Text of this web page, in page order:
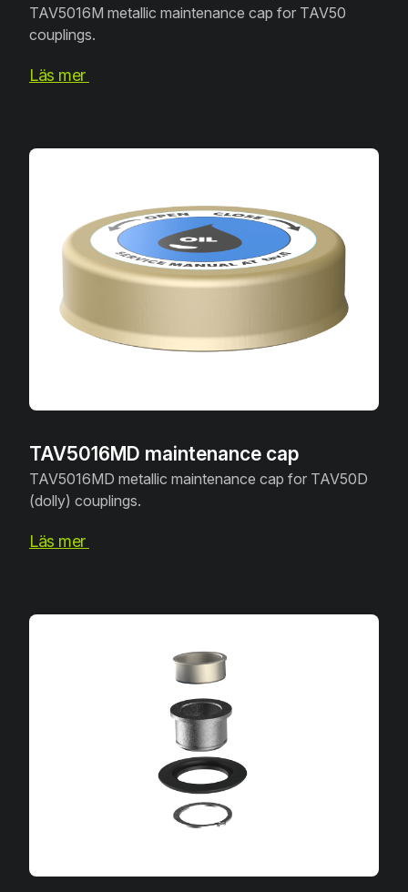
TAV5016M metallic maintenance cap for TAV50
couplings.
Läs mer
TAV5016MD maintenance cap
TAV5016MD metallic maintenance cap for TAV50D
(dolly) couplings.
Läs mer